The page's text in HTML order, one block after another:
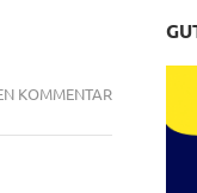
KOMMENTARZU